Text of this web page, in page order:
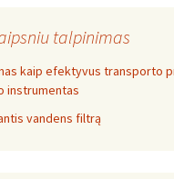
talpinimas
kaip efektyvus transporto
instrumentas
vandens filtrą